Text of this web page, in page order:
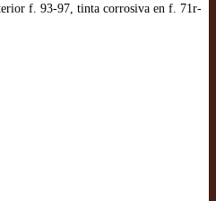
f. 93-97, tinta corrosiva en f. 71r-